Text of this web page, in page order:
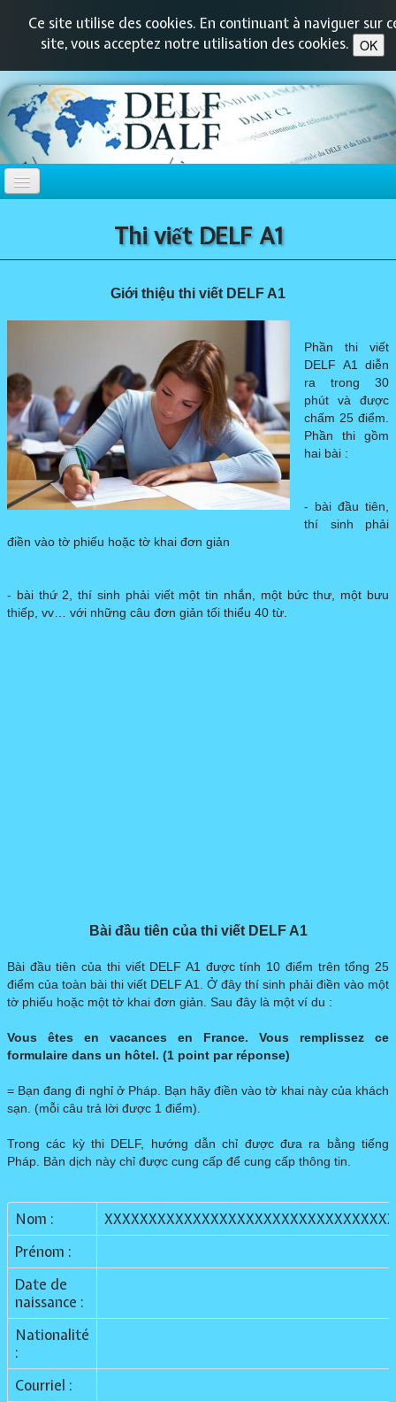
Ce site utilise des cookies. En continuant à naviguer sur
site, vous acceptez notre utilisation des cookies.
OK
DELF-DALF
DELF PRIM▼
DELF JUNIOR / SCOLAIRE▼
DELF PRO▼
DILF
ĐỀ THI MẪU▼
Thi viết DELF A1
Giới thiệu thi viết DELF A1
Phần thi viết
DELF A1 diễn
ra trong 30
phút và được
chấm 25 điểm.
Phần thi gồm
hai bài :
- bài đầu tiên,
thí sinh phải
điền vào tờ phiếu hoặc tờ khai đơn giản
- bài thứ 2, thí sinh phải viết một tin nhắn, một bức thư, một bưu
thiếp, vv… với những câu đơn giản tối thiểu 40 từ.
Bài đầu tiên của thi viết DELF A1
Bài đầu tiên của thi viết DELF A1 được tính 10 điểm trên tổng 25
điểm của toàn bài thi viết DELF A1. Ở đây thí sinh phải điền vào một
tờ phiếu hoặc một tờ khai đơn giản. Sau đây là một ví du :
Vous êtes en vacances en France. Vous remplissez ce
formulaire dans un hôtel. (1 point par réponse)
= Bạn đang đi nghỉ ở Pháp. Bạn hãy điền vào tờ khai này của khách
sạn. (mỗi câu trả lời được 1 điểm).
​Trong các kỳ thi DELF, hướng dẫn chỉ được đưa ra bằng tiếng
Pháp. Bản dịch này chỉ được cung cấp để cung cấp thông tin.
Nom :
Prénom :
Date de
naissance :
Nationalité
:
Courriel :